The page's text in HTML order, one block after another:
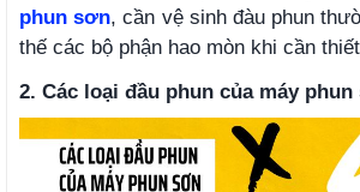
phun sơn, cần vệ sinh đàu phun
thế các bộ phận hao mòn khi cần
2. Các loại đầu phun của máy